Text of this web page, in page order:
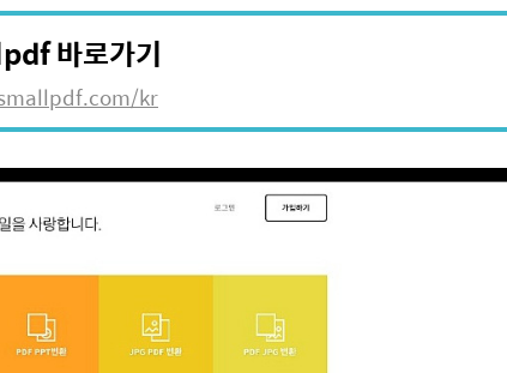
바로가기
kr